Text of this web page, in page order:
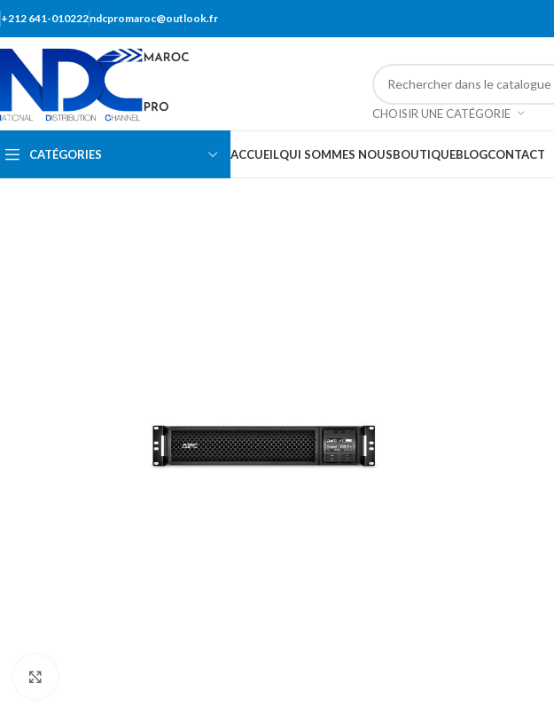
+212 641-010222ndcpromaroc@outlook.fr
CHOISIR UNE CATÉGORIE
CATÉGORIES ACCUEILQUI SOMMES NOUSBOUTIQUEBLOGCONTACT